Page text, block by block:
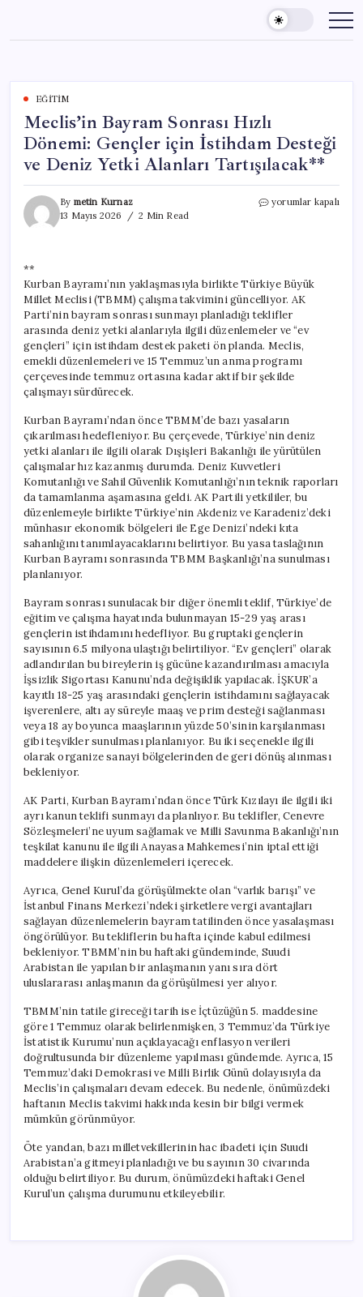
content
EĞITIM
Meclis’in Bayram Sonrası Hızlı
Dönemi: Gençler için İstihdam Desteği
ve Deniz Yetki Alanları Tartışılacak**
By metin Kurnaz
13 Mayıs 2026
2 Min Read
Meclis’in
için
İstihdam
Desteği
Deniz
Yetki
Alanları
Tartışılacak**
yorumlar kapalı
**
Kurban Bayramı’nın yaklaşmasıyla birlikte Türkiye Büyük
Millet Meclisi (TBMM) çalışma takvimini güncelliyor. AK
Parti’nin bayram sonrası sunmayı planladığı teklifler
arasında deniz yetki alanlarıyla ilgili düzenlemeler ve “ev
gençleri” için istihdam destek paketi ön planda. Meclis,
emekli düzenlemeleri ve 15 Temmuz’un anma programı
çerçevesinde temmuz ortasına kadar aktif bir şekilde
çalışmayı sürdürecek.
Kurban Bayramı’ndan önce TBMM’de bazı yasaların
çıkarılması hedefleniyor. Bu çerçevede, Türkiye’nin deniz
yetki alanları ile ilgili olarak Dışişleri Bakanlığı ile yürütülen
çalışmalar hız kazanmış durumda. Deniz Kuvvetleri
Komutanlığı ve Sahil Güvenlik Komutanlığı’nın teknik raporları
da tamamlanma aşamasına geldi. AK Partili yetkililer, bu
düzenlemeyle birlikte Türkiye’nin Akdeniz ve Karadeniz’deki
münhasır ekonomik bölgeleri ile Ege Denizi’ndeki kıta
sahanlığını tanımlayacaklarını belirtiyor. Bu yasa taslağının
Kurban Bayramı sonrasında TBMM Başkanlığı’na sunulması
planlanıyor.
Bayram sonrası sunulacak bir diğer önemli teklif, Türkiye’de
eğitim ve çalışma hayatında bulunmayan 15-29 yaş arası
gençlerin istihdamını hedefliyor. Bu gruptaki gençlerin
sayısının 6.5 milyona ulaştığı belirtiliyor. “Ev gençleri” olarak
adlandırılan bu bireylerin iş gücüne kazandırılması amacıyla
İşsizlik Sigortası Kanunu’nda değişiklik yapılacak. İŞKUR’a
kayıtlı 18-25 yaş arasındaki gençlerin istihdamını sağlayacak
işverenlere, altı ay süreyle maaş ve prim desteği sağlanması
veya 18 ay boyunca maaşlarının yüzde 50’sinin karşılanması
gibi teşvikler sunulması planlanıyor. Bu iki seçenekle ilgili
olarak organize sanayi bölgelerinden de geri dönüş alınması
bekleniyor.
AK Parti, Kurban Bayramı’ndan önce Türk Kızılayı ile ilgili iki
ayrı kanun teklifi sunmayı da planlıyor. Bu teklifler, Cenevre
Sözleşmeleri’ne uyum sağlamak ve Milli Savunma Bakanlığı’nın
teşkilat kanunu ile ilgili Anayasa Mahkemesi’nin iptal ettiği
maddelere ilişkin düzenlemeleri içerecek.
Ayrıca, Genel Kurul’da görüşülmekte olan “varlık barışı” ve
İstanbul Finans Merkezi’ndeki şirketlere vergi avantajları
sağlayan düzenlemelerin bayram tatilinden önce yasalaşması
öngörülüyor. Bu tekliflerin bu hafta içinde kabul edilmesi
bekleniyor. TBMM’nin bu haftaki gündeminde, Suudi
Arabistan ile yapılan bir anlaşmanın yanı sıra dört
uluslararası anlaşmanın da görüşülmesi yer alıyor.
TBMM’nin tatile gireceği tarih ise İçtüzüğün 5. maddesine
göre 1 Temmuz olarak belirlenmişken, 3 Temmuz’da Türkiye
İstatistik Kurumu’nun açıklayacağı enflasyon verileri
doğrultusunda bir düzenleme yapılması gündemde. Ayrıca, 15
Temmuz’daki Demokrasi ve Milli Birlik Günü dolayısıyla da
Meclis’in çalışmaları devam edecek. Bu nedenle, önümüzdeki
haftanın Meclis takvimi hakkında kesin bir bilgi vermek
mümkün görünmüyor.
Öte yandan, bazı milletvekillerinin hac ibadeti için Suudi
Arabistan’a gitmeyi planladığı ve bu sayının 30 civarında
olduğu belirtiliyor. Bu durum, önümüzdeki haftaki Genel
Kurul’un çalışma durumunu etkileyebilir.